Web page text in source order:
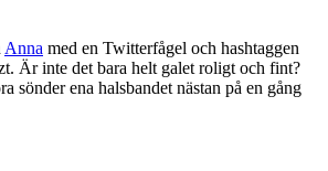
Anna med en Twitterfågel och hashtaggen
Är inte det bara helt galet roligt och fint?
sönder ena halsbandet nästan på en gång